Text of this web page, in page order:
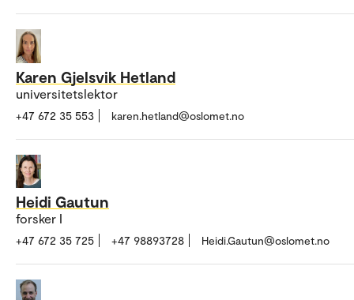
Karen Gjelsvik Hetland
universitetslektor
+47 672 35 553 karen.hetland@oslomet.no
Heidi Gautun
forsker I
+47 672 35 725 +47 98893728 Heidi.Gautun@oslomet.no